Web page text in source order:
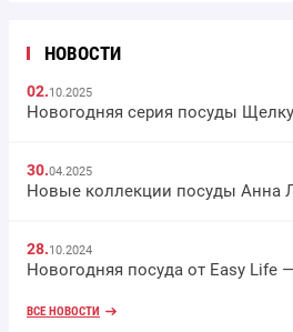
НОВОСТИ
02.10.2025
Новогодняя серия посуды
30.04.2025
Новые коллекции посуды Анна
28.10.2024
Новогодняя посуда от Easy Life
ВСЕ НОВОСТИ